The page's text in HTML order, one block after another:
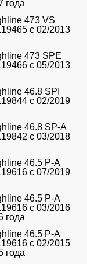
года
473 VS
с 02/2013
473 SPE
с 05/2013
46.8 SPI
с 02/2019
46.8 SP-A
с 03/2018
46.5 P-A
с 07/2019
46.5 P-A
с 03/2016
года
46.5 P-A
с 02/2015
года